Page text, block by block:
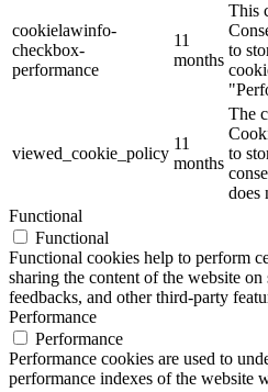
cookielawinfo-
checkbox-
performance
11
months
This
to
viewed_cookie_policy
11
months
The
to
does
Functional
Functional
Functional cookies help to perform
sharing the content of the website
feedbacks, and other third-party
Performance
Performance
Performance cookies are used to
performance indexes of the website